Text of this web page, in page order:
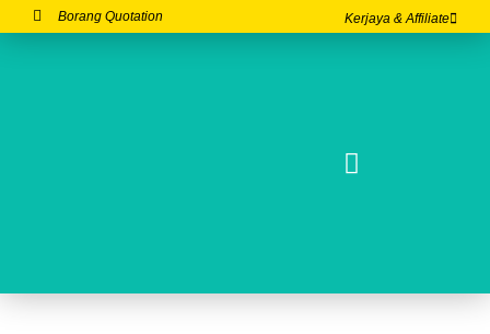
Borang Quotation Kerjaya & Affiliate